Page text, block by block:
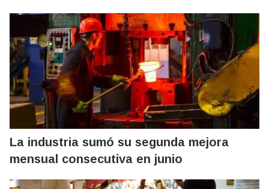
La industria sumó su segunda mejora
mensual consecutiva en junio